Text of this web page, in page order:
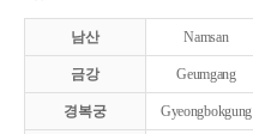
남산 Namsan
금강 Geumgang
경복궁 Gyeongbokgung